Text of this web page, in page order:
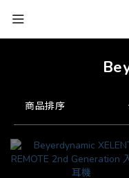
商品排序